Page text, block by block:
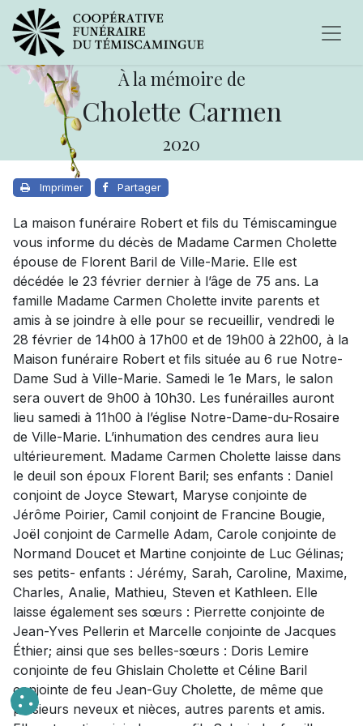
À la mémoire de
Cholette Carmen
2020
Imprimer Partager
La maison funéraire Robert et fils du Témiscamingue
vous informe du décès de Madame Carmen Cholette
épouse de Florent Baril de Ville-Marie. Elle est
décédée le 23 février dernier à l’âge de 75 ans. La
famille Madame Carmen Cholette invite parents et
amis à se joindre à elle pour se recueillir, vendredi le
28 février de 14h00 à 17h00 et de 19h00 à 22h00, à la
Maison funéraire Robert et fils située au 6 rue Notre-
Dame Sud à Ville-Marie. Samedi le 1e Mars, le salon
sera ouvert de 9h00 à 10h30. Les funérailles auront
lieu samedi à 11h00 à l’église Notre-Dame-du-Rosaire
de Ville-Marie. L’inhumation des cendres aura lieu
ultérieurement. Madame Carmen Cholette laisse dans
le deuil son époux Florent Baril; ses enfants : Daniel
conjoint de Joyce Stewart, Maryse conjointe de
Jérôme Poirier, Camil conjoint de Francine Bougie,
Joël conjoint de Carmelle Adam, Carole conjointe de
Normand Doucet et Martine conjointe de Luc Gélinas;
ses petits- enfants : Jérémy, Sarah, Caroline, Maxime,
Charles, Analie, Mathieu, Steven et Kathleen. Elle
laisse également ses sœurs : Pierrette conjointe de
Jean-Yves Pellerin et Marcelle conjointe de Jacques
Éthier; ainsi que ses belles-sœurs : Doris Lemire
conjointe de feu Ghislain Cholette et Céline Baril
conjointe de feu Jean-Guy Cholette, de même que
plusieurs neveux et nièces, autres parents et amis.